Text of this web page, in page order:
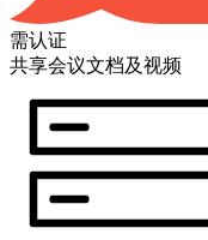
需认证
共享会议文档及视频